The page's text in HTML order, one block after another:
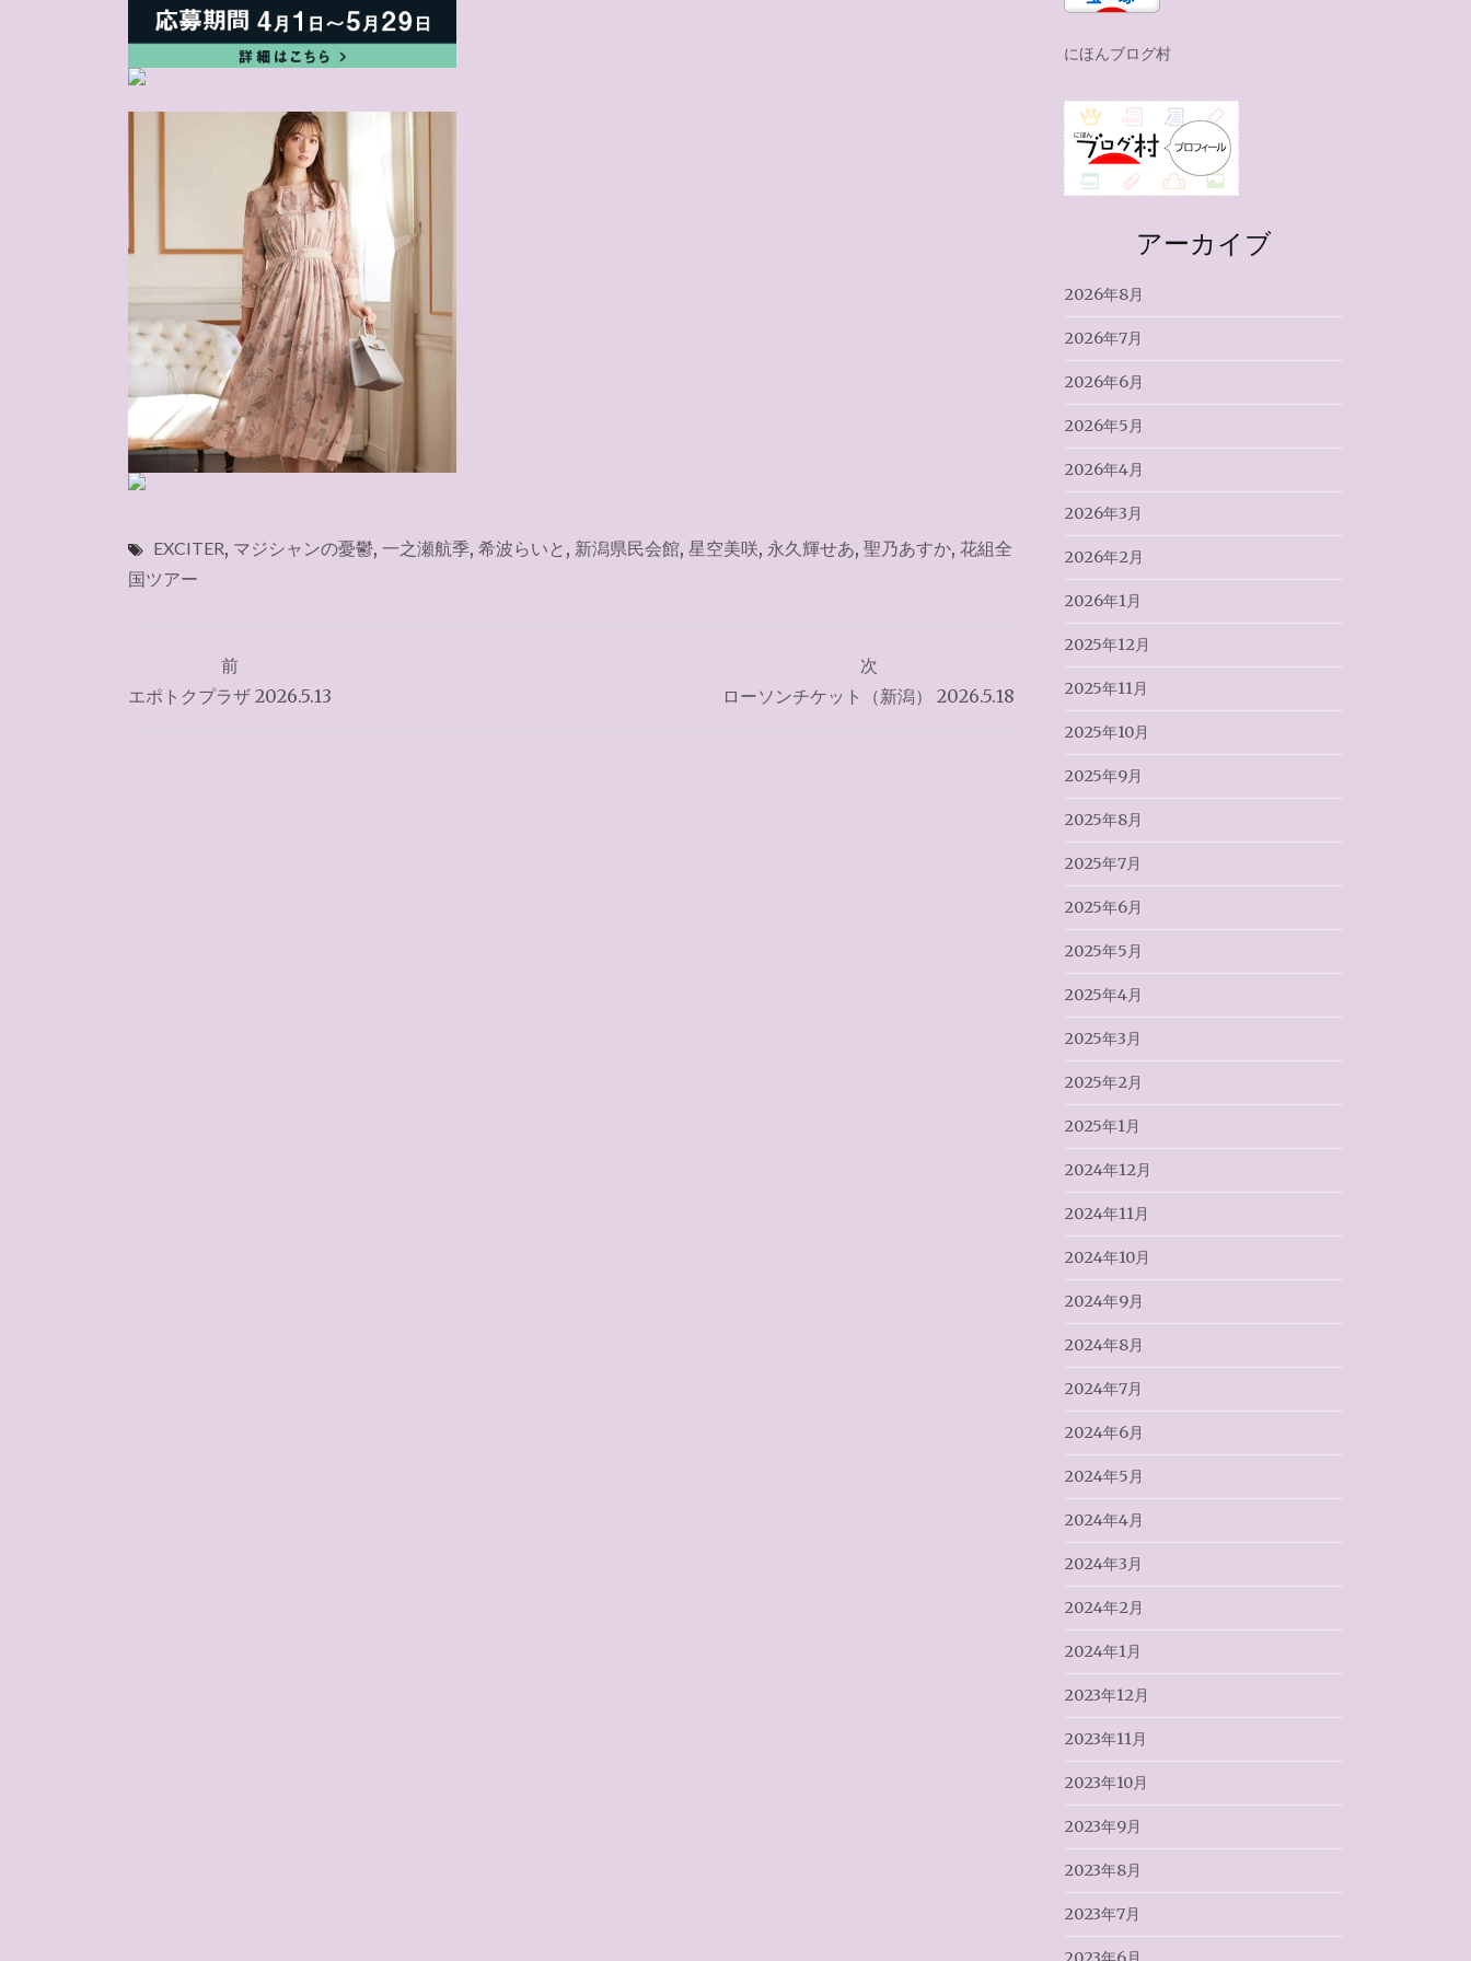
EXCITER, マジシャンの憂鬱, 一之瀬航季, 希波らいと , 新潟県民会館, 星空美咲, 永久輝せあ, 聖乃あすか, 花組全
国ツアー
稿
前
エポトクプラザ 2026.5.13
次
ローソンチケット（新潟） 2026.5.18
にほんブログ村
アーカイブ
2026年8月
2026年7月
2026年6月
2026年5月
2026年4月
2026年3月
2026年2月
2026年1月
2025年12月
2025年11月
2025年10月
2025年9月
2025年8月
2025年7月
2025年6月
2025年5月
2025年4月
2025年3月
2025年2月
2025年1月
2024年12月
2024年11月
2024年10月
2024年9月
2024年8月
2024年7月
2024年6月
2024年5月
2024年4月
2024年3月
2024年2月
2024年1月
2023年12月
2023年11月
2023年10月
2023年9月
2023年8月
2023年7月